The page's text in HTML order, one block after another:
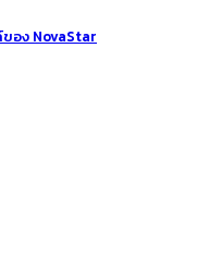
อง NovaStar